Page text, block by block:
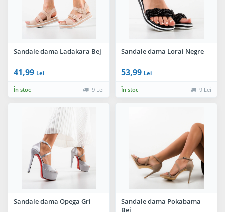
Sandale dama Ladakara Bej
41,99 Lei
În stoc 9 Lei
Sandale dama Lorai Negre
53,99 Lei
În stoc 9 Lei
Sandale dama Opega Gri
Sandale dama Pokabama
Bej